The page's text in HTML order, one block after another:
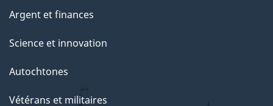
Argent et finances
Science et innovation
Autochtones
Vétérans et militaires